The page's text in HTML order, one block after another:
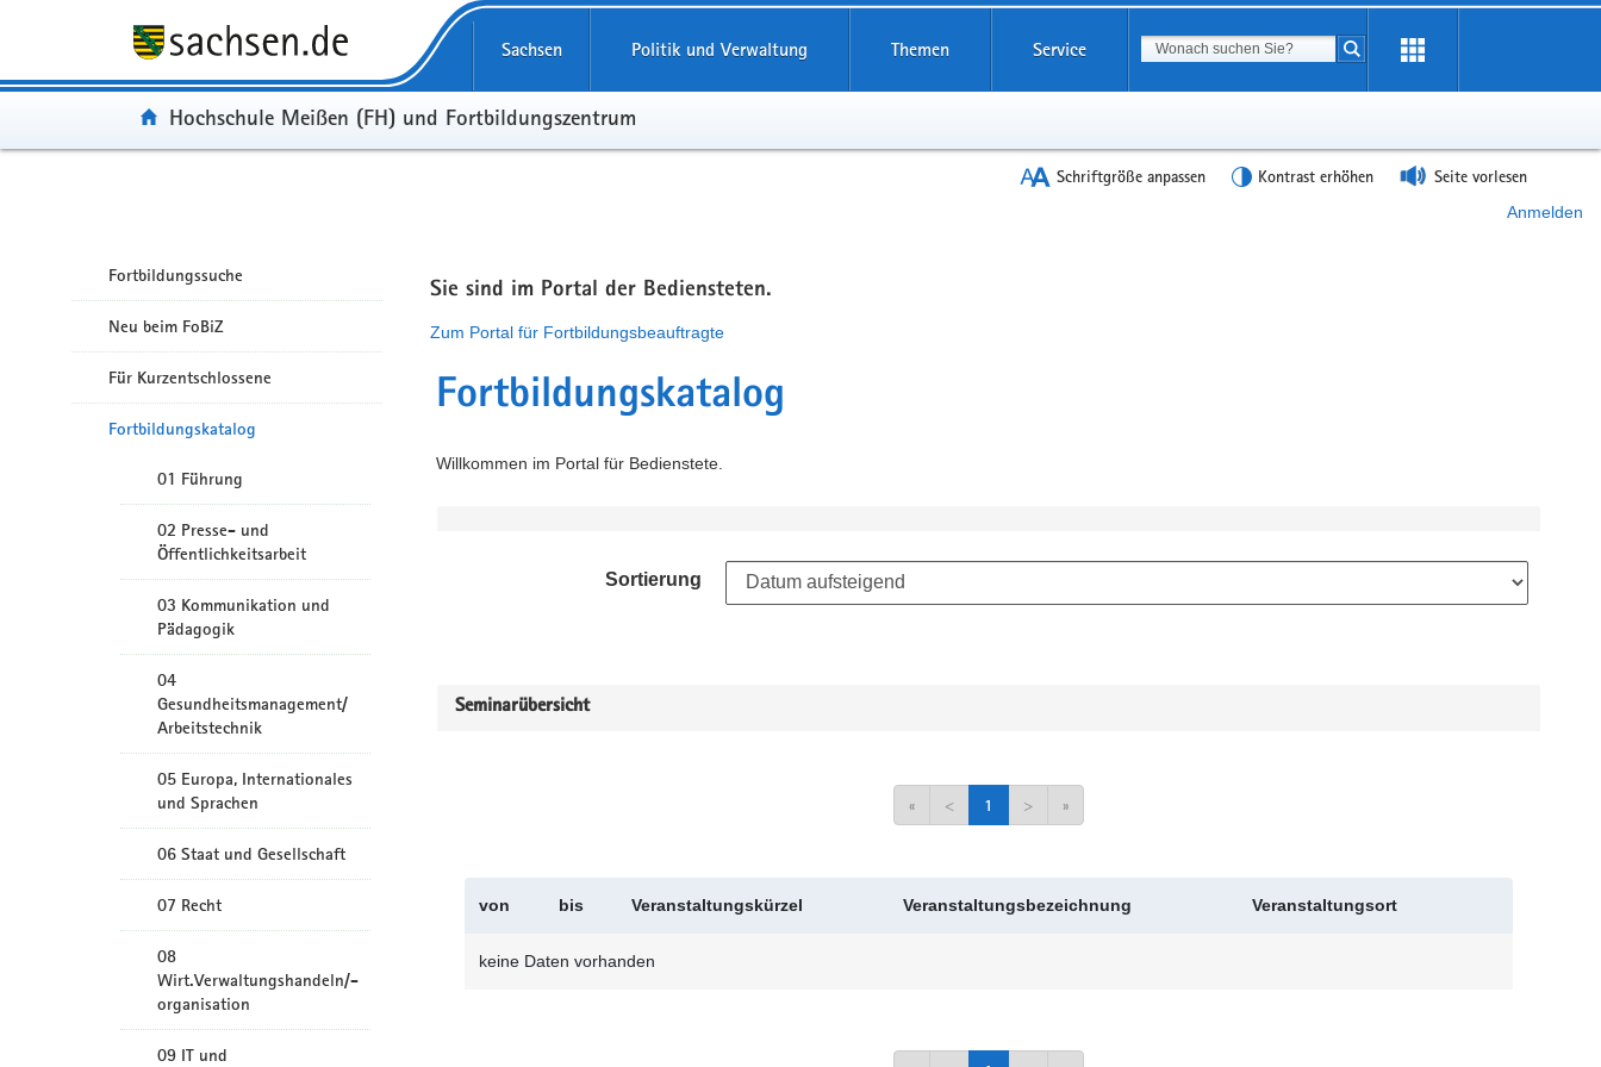
Sachsen Politik und Verwaltung Themen Service Suchbegriff
Suche starten
Portal:
Hochschule Meißen (FH) und Fortbildungszentrum
Schriftgröße anpassen Kontrast erhöhen Seite vorlesen
Anmelden
Fortbildungssuche
Neu beim FoBiZ
Für Kurzentschlossene
Fortbildungskatalog
01 Führung
02 Presse- und
Öffentlichkeitsarbeit
03 Kommunikation und
Pädagogik
04
Gesundheitsmanagement/
Arbeitstechnik
05 Europa, Internationales
und Sprachen
06 Staat und Gesellschaft
07 Recht
08
Wirt.Verwaltungshandeln/-
organisation
09 IT und
Sie sind im Portal der Bediensteten.
Zum Portal für Fortbildungsbeauftragte
Fortbildungskatalog
Willkommen im Portal für Bedienstete.
Sortierung
Seminarübersicht
« < 1 > »
von bis Veranstaltungskürzel Veranstaltungsbezeichnung Veranstaltungsort
keine Daten vorhanden